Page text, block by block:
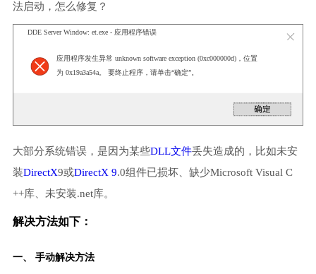
法启动，怎么修复？
DDE Server Window: et.exe - 应用程序错误
应用程序发生异常 unknown software exception (0xc000000d)，位置
为 0x19a3a54a。 要终止程序，请单击“确定”。
大部分系统错误，是因为某些DLL文件丢失造成的，比如未安
装DirectX9或DirectX 9.0组件已损坏、缺少Microsoft Visual C
++库、未安装.net库。
解决方法如下：
一、 手动解决方法